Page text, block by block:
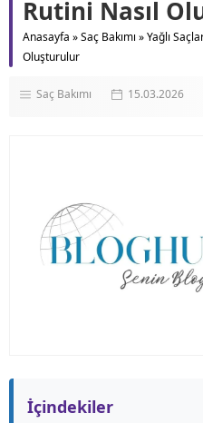
Rutini Nasıl
Anasayfa »Saç Bakımı »Yağlı
Oluşturulur
Saç Bakımı 15.03.2026
İçindekiler